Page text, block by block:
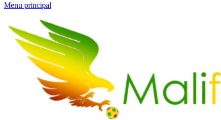
Menu principal